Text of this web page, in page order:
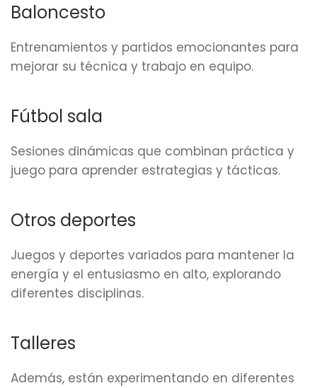
Baloncesto
Entrenamientos y partidos emocionantes para
mejorar su técnica y trabajo en equipo.
Fútbol sala
Sesiones dinámicas que combinan práctica y
juego para aprender estrategias y tácticas.
Otros deportes
Juegos y deportes variados para mantener la
energía y el entusiasmo en alto, explorando
diferentes disciplinas.
Talleres
Además, están experimentando en diferentes